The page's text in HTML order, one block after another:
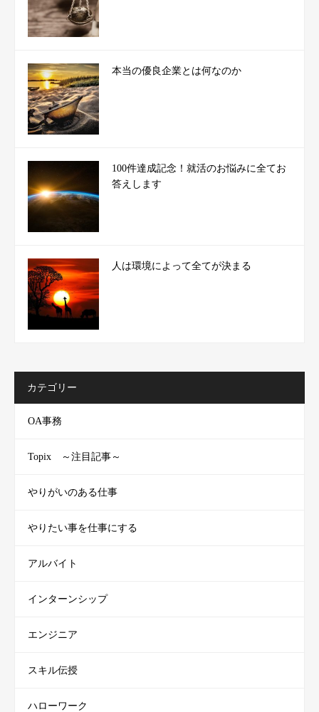
本当の優良企業とは何なのか
100件達成記念！就活のお悩みに全てお
答えします
人は環境によって全てが決まる
カテゴリー
OA事務
Topix ～注目記事～
やりがいのある仕事
やりたい事を仕事にする
アルバイト
インターンシップ
エンジニア
スキル伝授
ハローワーク